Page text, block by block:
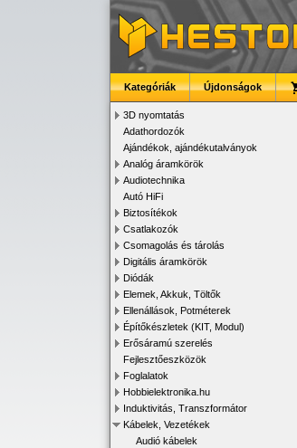
Kategóriák Újdonságok
3D nyomtatás
Adathordozók
Ajándékok, ajándékutalványok
Analóg áramkörök
Audiotechnika
Autó HiFi
Biztosítékok
Csatlakozók
Csomagolás és tárolás
Digitális áramkörök
Diódák
Elemek, Akkuk, Töltők
Ellenállások, Potméterek
Építőkészletek (KIT, Modul)
Erősáramú szerelés
Fejlesztőeszközök
Foglalatok
Hobbielektronika.hu
Induktivitás, Transzformátor
Kábelek, Vezetékek
Audió kábelek